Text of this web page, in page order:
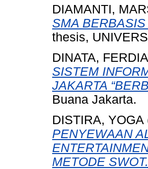
DIAMANTI,
SMA
thesis,
DINATA,
SISTEM
JAKARTA
Buana Jakarta.
DISTIRA, YOGA
PENYEWAAN
METODE SWOT.